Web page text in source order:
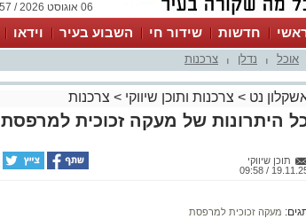
06 אוגוסט 2026 / 05:57
חדשות שידור חי השבוע בעיר וידאו
אוכל נדלן צרכנות
נט > צרכנות ותוכן שיווקי > צרכנות
היתרונות של מעקה זכוכית למרפסת
תוכן שיווקי
19.11.25 /
מעקה זכוכית למרפסת